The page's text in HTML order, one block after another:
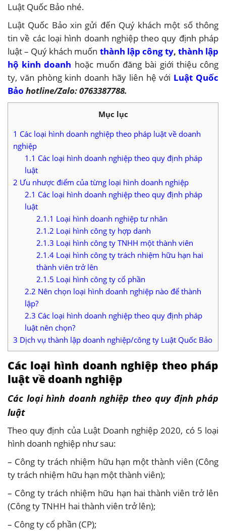
Luật Quốc Bảo nhé.
Luật Quốc Bảo xin gửi đến Quý khách một số thông
tin về các loại hình doanh nghiệp theo quy định pháp
luật – Quý khách muốn thành lập công ty, thành lập
hộ kinh doanh hoặc muốn đăng bài giới thiệu công
ty, văn phòng kinh doanh hãy liên hệ với Luật Quốc
Bảo hotline/Zalo: 0763387788.
Mục lục
1 Các loại hình doanh nghiệp theo pháp luật về doanh
nghiệp
1.1 Các loại hình doanh nghiệp theo quy định pháp
luật
2 Ưu nhược điểm của từng loại hình doanh nghiệp
2.1 Các loại hình doanh nghiệp theo quy định pháp
luật
2.1.1 Loại hình doanh nghiệp tư nhân
2.1.2 Loại hình công ty hợp danh
2.1.3 Loại hình công ty TNHH một thành viên
2.1.4Loại hình công ty trách nhiệm hữu hạn hai
thành viên trở lên
2.1.5 Loại hình công ty cổ phần
2.2 Nên chọn loại hình doanh nghiệp nào để thành
lập?
2.3 Các loại hình doanh nghiệp theo quy định pháp
luật nên chọn?
3 Dịch vụ thành lập doanh nghiệp/công ty Luật Quốc Bảo
Các loại hình doanh nghiệp theo pháp
luật về doanh nghiệp
Các loại hình doanh nghiệp theo quy định pháp
luật
Theo quy định của Luật Doanh nghiệp 2020, có 5 loại
hình doanh nghiệp như sau:
– Công ty trách nhiệm hữu hạn một thành viên (Công
ty trách nhiệm hữu hạn một thành viên);
– Công ty trách nhiệm hữu hạn hai thành viên trở lên
(Công ty TNHH hai thành viên trở lên);
– Công ty cổ phần (CP);